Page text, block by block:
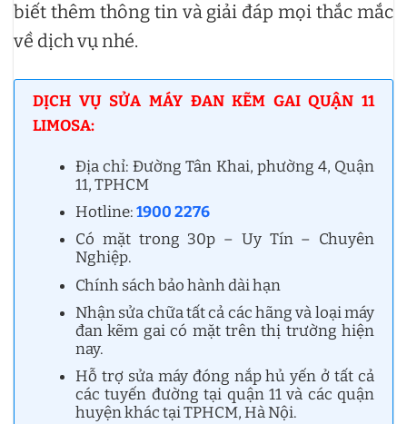
biết thêm thông tin và giải đáp mọi thắc mắc
về dịch vụ nhé.
DỊCH VỤ SỬA MÁY ĐAN KẼM GAI QUẬN 11
LIMOSA:
Địa chỉ: Đường Tân Khai, phường 4, Quận
11, TPHCM
Hotline:1900 2276
Có mặt trong 30p – Uy Tín – Chuyên
Nghiệp.
Chính sách bảo hành dài hạn
Nhận sửa chữa tất cả các hãng và loại máy
đan kẽm gai có mặt trên thị trường hiện
nay.
Hỗ trợ sửa máy đóng nắp hủ yến ở tất cả
các tuyến đường tại quận 11 và các quận
huyện khác tại TPHCM, Hà Nội.